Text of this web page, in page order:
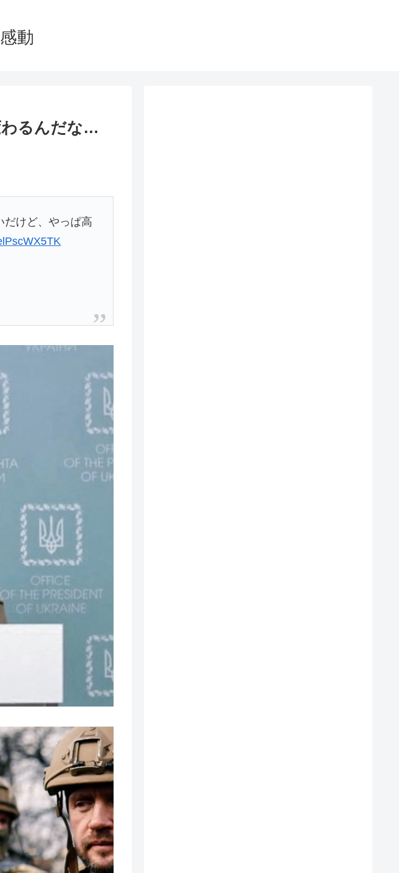
動
わるんだな…
だけど、やっぱ高